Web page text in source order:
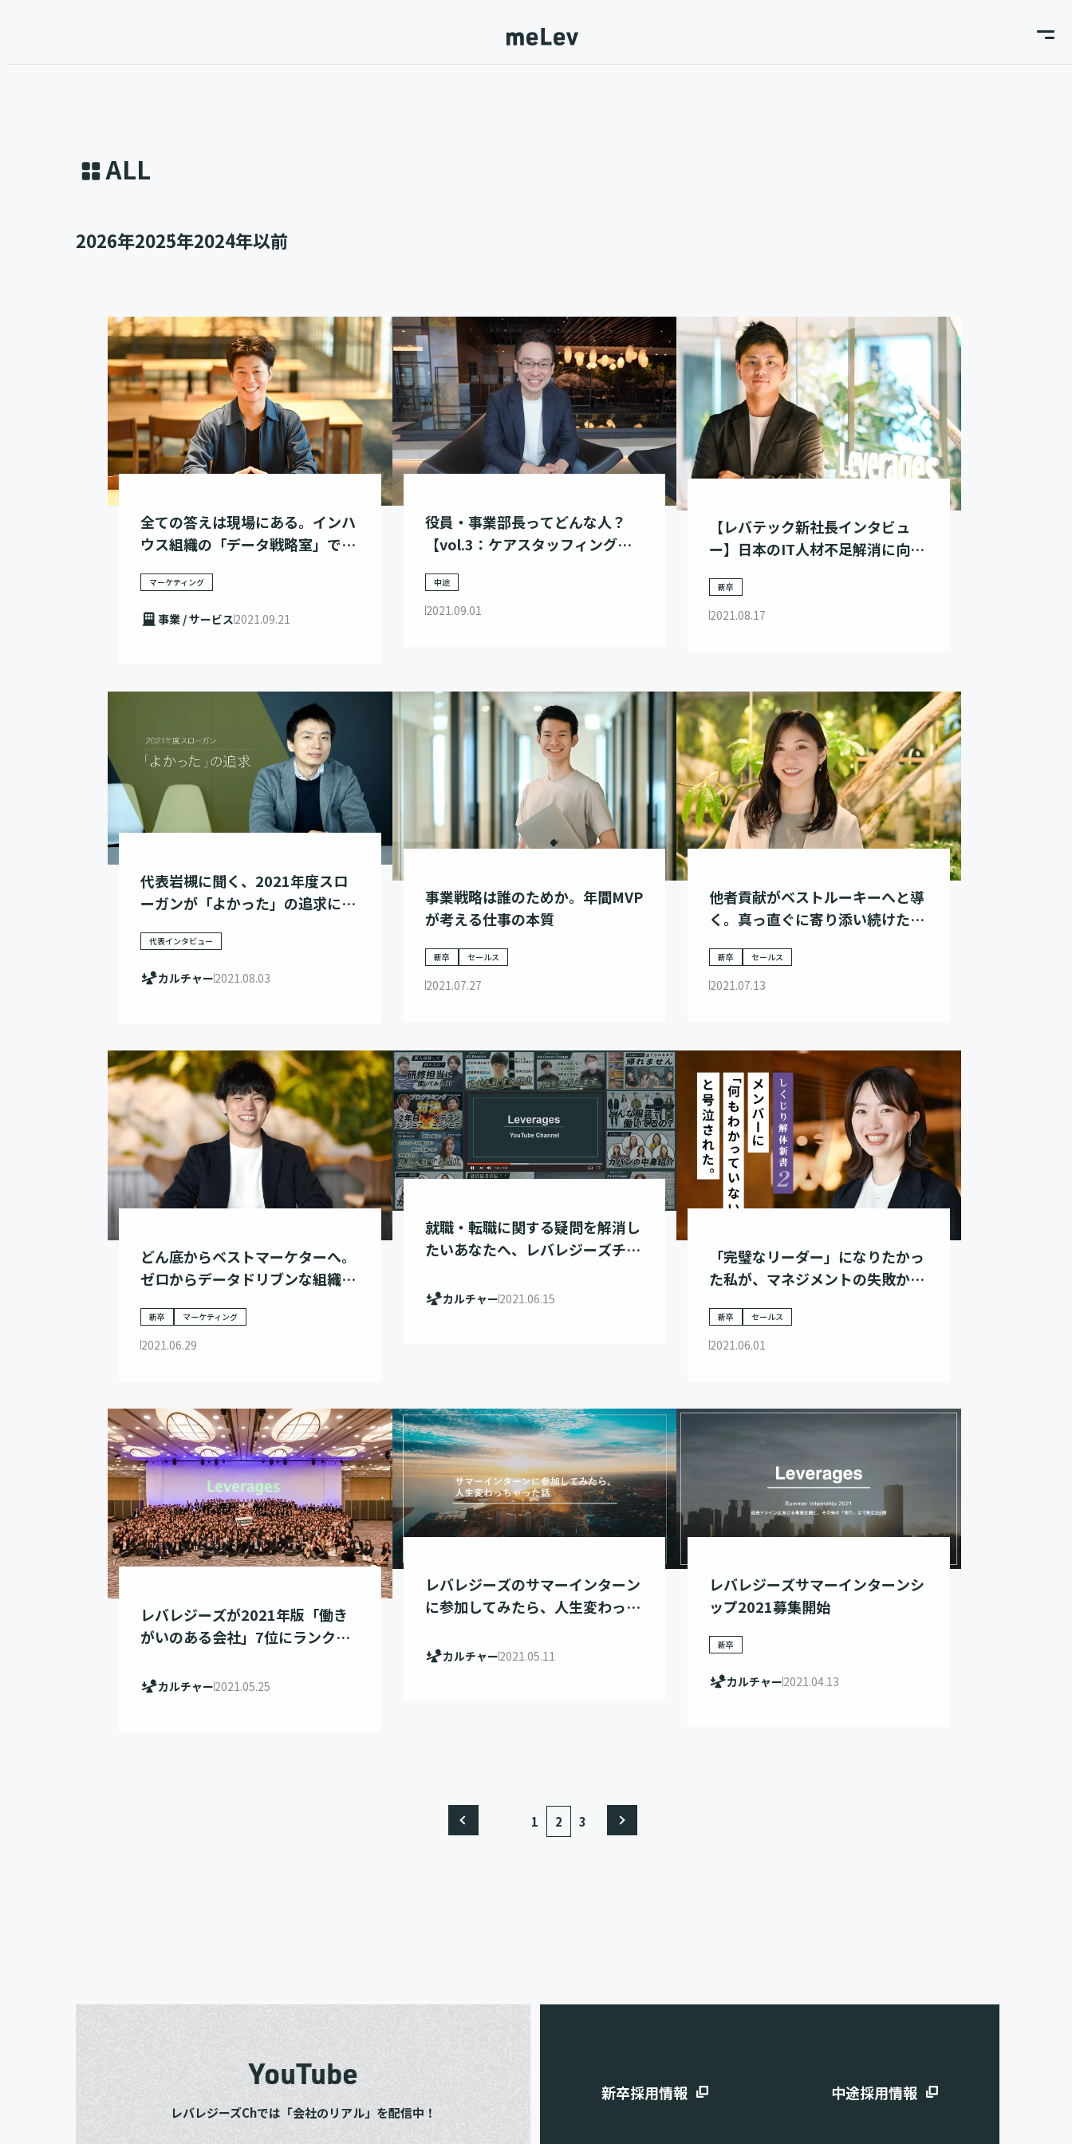
ALL
2026年2025年2024年以前
全ての答えは現場にある。インハ
ウス組織の「データ戦略室」で働
マーケティング
事業 / サービス2021.09.21
役員・事業部長ってどんな人？
【vol.3：ケアスタッフィング事
中途
2021.09.01
【レバテック新社長インタビュ
ー】日本のIT人材不足解消に向
新卒
2021.08.17
代表岩槻に聞く、2021年度スロ
ーガンが「よかった」の追求にな
代表インタビュー
カルチャー2021.08.03
事業戦略は誰のためか。年間MVP
が考える仕事の本質
新卒 セールス
2021.07.27
他者貢献がベストルーキーへと導
く。真っ直ぐに寄り添い続けた先
新卒 セールス
2021.07.13
どん底からベストマーケターへ。
ゼロからデータドリブンな組織へ
新卒 マーケティング
2021.06.29
就職・転職に関する疑問を解消し
たいあなたへ、レバレジーズチャ
カルチャー2021.06.15
「完璧なリーダー」になりたかっ
た私が、マネジメントの失敗から
新卒 セールス
2021.06.01
レバレジーズが2021年版「働き
がいのある会社」7位にランクイ
カルチャー2021.05.25
レバレジーズのサマーインターン
に参加してみたら、人生変わっち
カルチャー2021.05.11
レバレジーズサマーインターンシ
ップ2021募集開始
新卒
カルチャー2021.04.13
1 2 3
YouTube
レバレジーズChでは「会社のリアル」を配信中！
新卒採用情報 中途採用情報